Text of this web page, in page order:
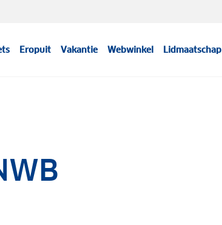
Eropuit Vakantie Webwinkel Lidmaatschap